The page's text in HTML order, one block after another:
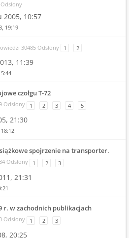
2005, 10:57
19:19
30485 Odsłony 1 2
11:39
czołgu T-72
Odsłony 1 2 3 4 5
21:30
spojrzenie na transporter.
Odsłony 1 2 3
21:31
r. w zachodnich publikacjach
Odsłony 1 2 3
20:25